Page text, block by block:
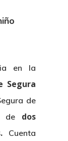
en la
Segura
de
de dos
Cuenta